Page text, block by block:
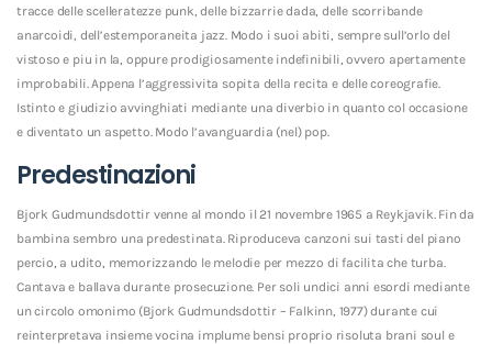
tracce delle scelleratezze punk, delle bizzarrie dada, delle scorribande
anarcoidi, dell’estemporaneita jazz. Modo i suoi abiti, sempre sull’orlo del
vistoso e piu in la, oppure prodigiosamente indefinibili, ovvero apertamente
improbabili. Appena l’aggressivita sopita della recita e delle coreografie.
Istinto e giudizio avvinghiati mediante una diverbio in quanto col occasione
e diventato un aspetto. Modo l’avanguardia (nel) pop.
Predestinazioni
Bjork Gudmundsdottir venne al mondo il 21 novembre 1965 a Reykjavik. Fin da
bambina sembro una predestinata. Riproduceva canzoni sui tasti del piano
percio, a udito, memorizzando le melodie per mezzo di facilita che turba.
Cantava e ballava durante prosecuzione. Per soli undici anni esordi mediante
un circolo omonimo (Bjork Gudmundsdottir – Falkinn, 1977) durante cui
reinterpretava insieme vocina implume bensi proprio risoluta brani soul e